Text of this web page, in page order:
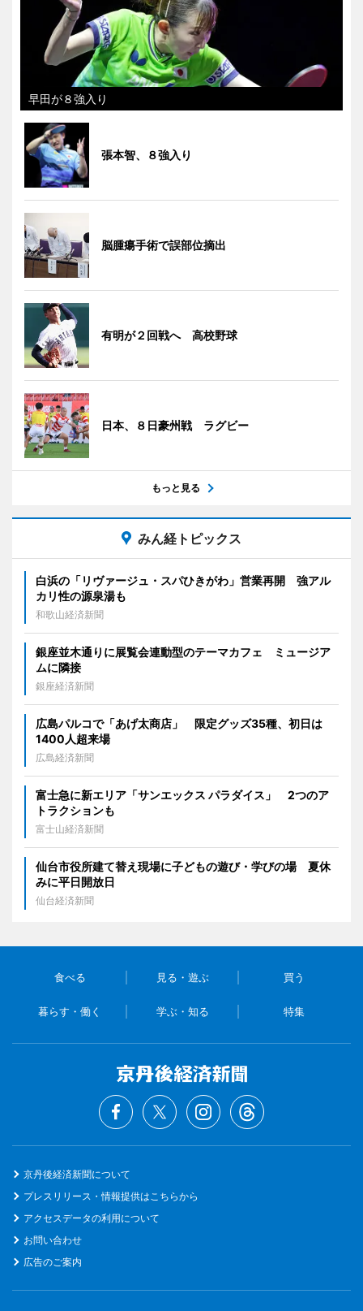
早田が８強入り
張本智、８強入り
脳腫瘍手術で誤部位摘出
有明が２回戦へ 高校野球
日本、８日豪州戦 ラグビー
もっと見る
みん経トピックス
白浜の「リヴァージュ・スパひきがわ」営業再開 強アル
カリ性の源泉湯も
和歌山経済新聞
銀座並木通りに展覧会連動型のテーマカフェ ミュージア
ムに隣接
銀座経済新聞
広島パルコで「あげ太商店」 限定グッズ35種、初日は
1400人超来場
広島経済新聞
富士急に新エリア「サンエックス パラダイス」 2つのア
トラクションも
富士山経済新聞
仙台市役所建て替え現場に子どもの遊び・学びの場 夏休
みに平日開放日
仙台経済新聞
食べる 見る・遊ぶ 買う
暮らす・働く 学ぶ・知る 特集
京丹後経済新聞について
プレスリリース・情報提供はこちらから
アクセスデータの利用について
お問い合わせ
広告のご案内